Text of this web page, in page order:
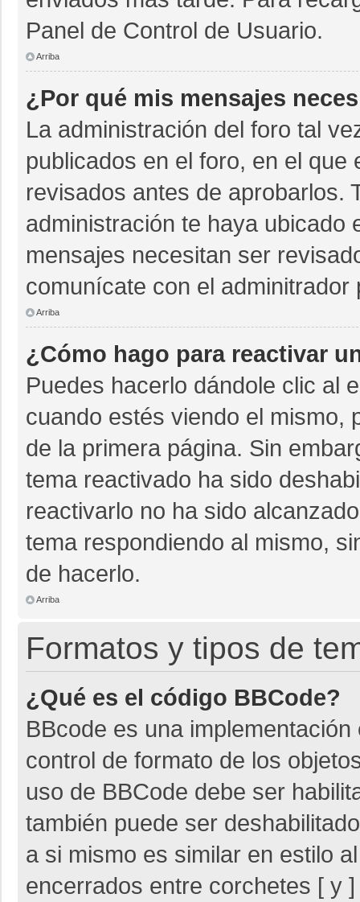
Panel de Control de Usuario.
Arriba
¿Por qué mis mensajes
La administración del foro tal
publicados en el foro, en el
revisados antes de aprobarlos.
administración te haya ubicado
mensajes necesitan ser
comunícate con el
Arriba
¿Cómo hago para reactivar
Puedes hacerlo dándole clic al
cuando estés viendo el mismo,
de la primera página. Sin
tema reactivado ha sido
reactivarlo no ha sido
tema respondiendo al mismo,
de hacerlo.
Arriba
Formatos y tipos de
¿Qué es el código BBCode?
BBcode es una
control de formato de los
uso de BBCode debe ser
también puede ser
a si mismo es similar en estilo
encerrados entre corchetes [ y